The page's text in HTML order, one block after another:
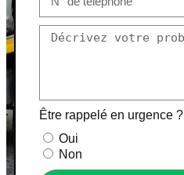
Être rappelé en urgence ?
Oui
Non